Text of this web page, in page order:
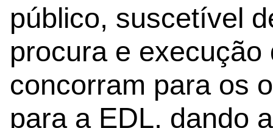
público, suscetível
procura e
concorram para os
para a EDL, dando